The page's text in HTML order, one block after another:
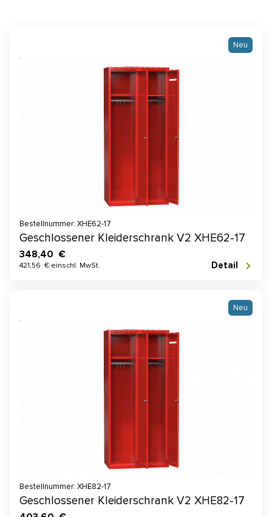
Neu
Bestellnummer: XHE62-17
Geschlossener Kleiderschrank V2 XHE62-17
348,40 €
421,56 € einschl. MwSt. Detail
Neu
Bestellnummer: XHE82-17
Geschlossener Kleiderschrank V2 XHE82-17